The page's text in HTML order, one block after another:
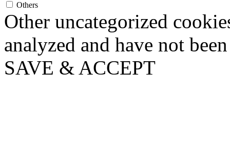
Others
Other uncategorized
analyzed and have not
SAVE & ACCEPT